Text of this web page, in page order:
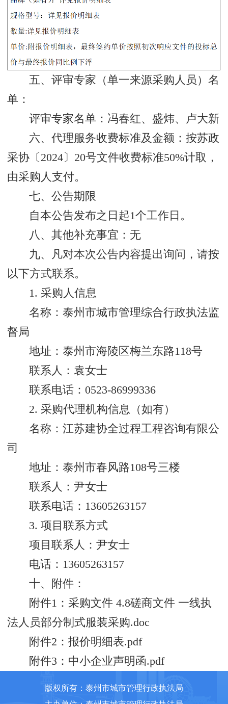
五、评审专家（单一来源采购人员）名
单：
评审专家名单：冯春红、盛炜、卢大新
六、代理服务收费标准及金额：按苏政
采协〔2024〕20号文件收费标准50%计取，
由采购人支付。
七、公告期限
自本公告发布之日起1个工作日。
八、其他补充事宜：无
九、凡对本次公告内容提出询问，请按
以下方式联系。
1. 采购人信息
名称：泰州市城市管理综合行政执法监
督局
地址：泰州市海陵区梅兰东路118号
联系人：袁女士
联系电话：0523-86999336
2. 采购代理机构信息（如有）
名称：江苏建协全过程工程咨询有限公
司
地址：泰州市春风路108号三楼
联系人：尹女士
联系电话：13605263157
3. 项目联系方式
项目联系人：尹女士
电话：13605263157
十、附件：
附件1：采购文件 4.8磋商文件 一线执
法人员部分制式服装采购.doc
附件2：报价明细表.pdf
附件3：中小企业声明函.pdf
版权所有：泰州市城市管理行政执法局